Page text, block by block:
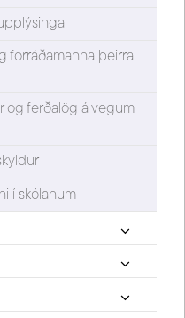
forráðamanna þeirra
og ferðalög á vegum
í skólanum